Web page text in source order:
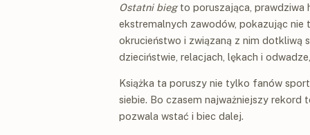
Ostatni biegto poruszająca, prawdziwa
ekstremalnych zawodów, pokazując
okrucieństwo i związaną z nim dotkliwą
dzieciństwie, relacjach, lękach i
Książka ta poruszy nie tylko fanów
siebie. Bo czasem najważniejszy rekord
pozwala wstać i biec dalej.